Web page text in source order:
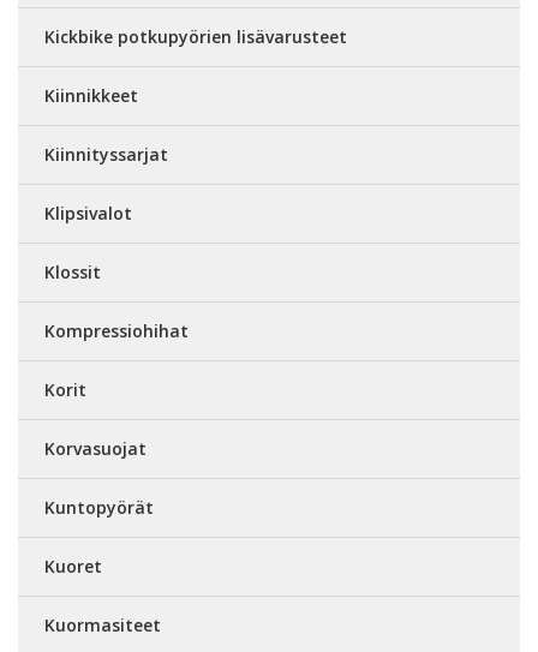
Kickbike potkupyörien lisävarusteet
Kiinnikkeet
Kiinnityssarjat
Klipsivalot
Klossit
Kompressiohihat
Korit
Korvasuojat
Kuntopyörät
Kuoret
Kuormasiteet